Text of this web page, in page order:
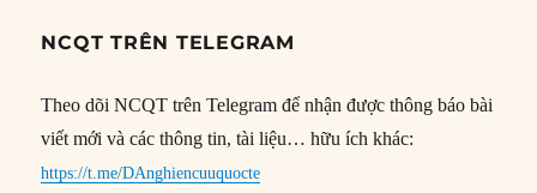
NCQT TRÊN TELEGRAM
Theo dõi NCQT trên Telegram để nhận được thông báo bài
viết mới và các thông tin, tài liệu… hữu ích khác:
https://t.me/DAnghiencuuquocte